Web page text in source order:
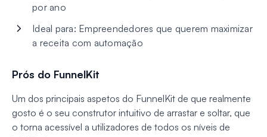
por ano
Ideal para: Empreendedores que querem maximizar
a receita com automação
Prós do FunnelKit
Um dos principais aspetos do FunnelKit de que realmente
gosto é o seu construtor intuitivo de arrastar e soltar, que
o torna acessível a utilizadores de todos os níveis de